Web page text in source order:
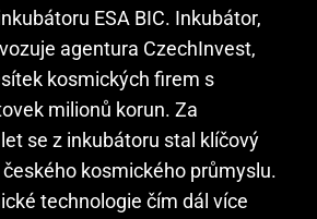
ESA BIC. Inkubátor,
agentura CzechInvest,
kosmických firem s
milionů korun. Za
se z inkubátoru stal klíčový
kosmického průmyslu.
technologie čím dál více